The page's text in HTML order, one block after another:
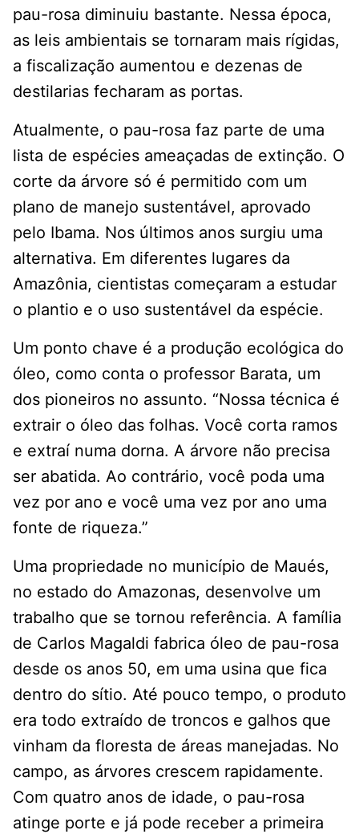
pau-rosa diminuiu bastante. Nessa época,
as leis ambientais se tornaram mais rígidas,
a fiscalização aumentou e dezenas de
destilarias fecharam as portas.
Atualmente, o pau-rosa faz parte de uma
lista de espécies ameaçadas de extinção. O
corte da árvore só é permitido com um
plano de manejo sustentável, aprovado
pelo Ibama. Nos últimos anos surgiu uma
alternativa. Em diferentes lugares da
Amazônia, cientistas começaram a estudar
o plantio e o uso sustentável da espécie.
Um ponto chave é a produção ecológica do
óleo, como conta o professor Barata, um
dos pioneiros no assunto. “Nossa técnica é
extrair o óleo das folhas. Você corta ramos
e extraí numa dorna. A árvore não precisa
ser abatida. Ao contrário, você poda uma
vez por ano e você uma vez por ano uma
fonte de riqueza.”
Uma propriedade no município de Maués,
no estado do Amazonas, desenvolve um
trabalho que se tornou referência. A família
de Carlos Magaldi fabrica óleo de pau-rosa
desde os anos 50, em uma usina que fica
dentro do sítio. Até pouco tempo, o produto
era todo extraído de troncos e galhos que
vinham da floresta de áreas manejadas. No
campo, as árvores crescem rapidamente.
Com quatro anos de idade, o pau-rosa
atinge porte e já pode receber a primeira